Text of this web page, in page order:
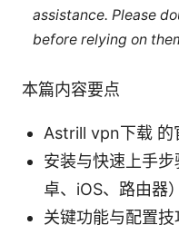
assistance. Please
before relying on
本篇内容要点
Astrill vpn下载 的
安装与快速上手
卓、iOS、路由器）
关键功能与配置